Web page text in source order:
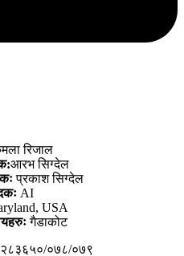
रिजाल
आरभ सिग्देल
प्रकाश सिग्देल
AI
USA
गैडाकोट
०७८/०७९